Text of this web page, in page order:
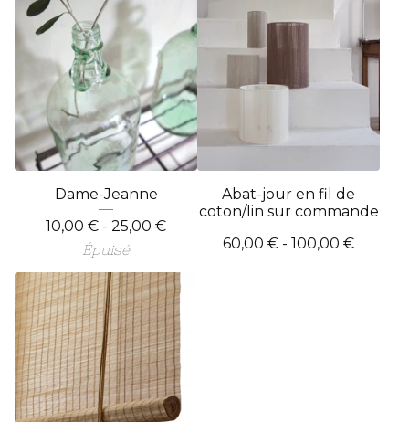
Dame-Jeanne
10,00 € - 25,00 €
Épuisé
Abat-jour en fil de
coton/lin sur commande
60,00 € - 100,00 €